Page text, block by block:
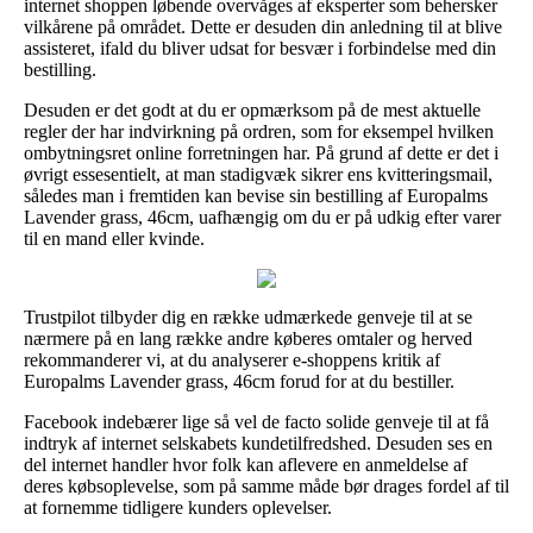
internet shoppen løbende overvåges af eksperter som behersker
vilkårene på området. Dette er desuden din anledning til at blive
assisteret, ifald du bliver udsat for besvær i forbindelse med din
bestilling.
Desuden er det godt at du er opmærksom på de mest aktuelle
regler der har indvirkning på ordren, som for eksempel hvilken
ombytningsret online forretningen har. På grund af dette er det i
øvrigt essesentielt, at man stadigvæk sikrer ens kvitteringsmail,
således man i fremtiden kan bevise sin bestilling af Europalms
Lavender grass, 46cm, uafhængig om du er på udkig efter varer
til en mand eller kvinde.
Trustpilot tilbyder dig en række udmærkede genveje til at se
nærmere på en lang række andre køberes omtaler og herved
rekommanderer vi, at du analyserer e-shoppens kritik af
Europalms Lavender grass, 46cm forud for at du bestiller.
Facebook indebærer lige så vel de facto solide genveje til at få
indtryk af internet selskabets kundetilfredshed. Desuden ses en
del internet handler hvor folk kan aflevere en anmeldelse af
deres købsoplevelse, som på samme måde bør drages fordel af til
at fornemme tidligere kunders oplevelser.